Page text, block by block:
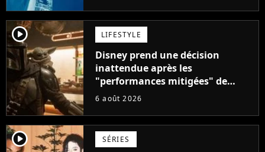
player2 LIFESTYLE
Disney prend une décision
inattendue après les
"performances mitigées" de
Vaiana et The Mandalorian &
6 août 2026
player2 SÉRIES